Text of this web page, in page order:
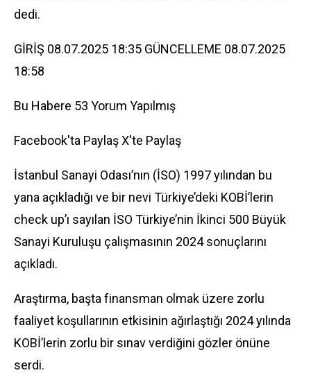
dedi.
GİRİŞ 08.07.2025 18:35 GÜNCELLEME 08.07.2025
18:58
Bu Habere 53 Yorum Yapılmış
Facebook'ta PaylaşX'te Paylaş
İstanbul Sanayi Odası’nın (İSO) 1997 yılından bu
yana açıkladığı ve bir nevi Türkiye’deki KOBİ’lerin
check up’ı sayılan İSO Türkiye’nin İkinci 500 Büyük
Sanayi Kuruluşu çalışmasının 2024 sonuçlarını
açıkladı.
Araştırma, başta finansman olmak üzere zorlu
faaliyet koşullarının etkisinin ağırlaştığı 2024 yılında
KOBİ’lerin zorlu bir sınav verdiğini gözler önüne
serdi.